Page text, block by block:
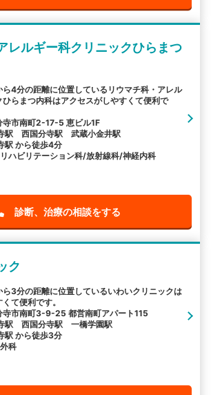
レルギー科クリニックひらまつ
ら4分の距離に位置しているリウマチ科・アレル
ひらまつ内科はアクセスがしやすくて便利で
寺市南町2-17-5 恵ビル1F
駅 西国分寺駅 武蔵小金井駅
駅 から徒歩4分
ハビリテーション科/放射線科/神経内科
診断、治療の相談をする
ク
ら3分の距離に位置しているいわいクリニックは
て便利です。
寺市南町3-9-25 都営南町アパート115
駅 西国分寺駅 一橋学園駅
駅 から徒歩3分
科